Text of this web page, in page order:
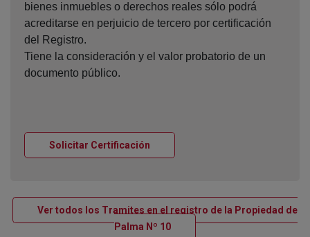
bienes inmuebles o derechos reales sólo podrá
acreditarse en perjuicio de tercero por certificación
del Registro.
Tiene la consideración y el valor probatorio de un
documento público.
Solicitar Certificación
Ver todos los Tramites en el registro de la Propiedad de
Palma Nº 10Ventana nueva